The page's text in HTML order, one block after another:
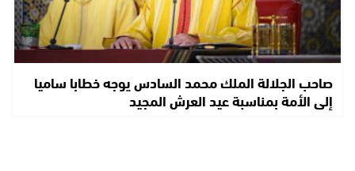
صاحب الجلالة الملك محمد السادس يوجه خطابا ساميا
إلى الأمة بمناسبة عيد العرش المجيد